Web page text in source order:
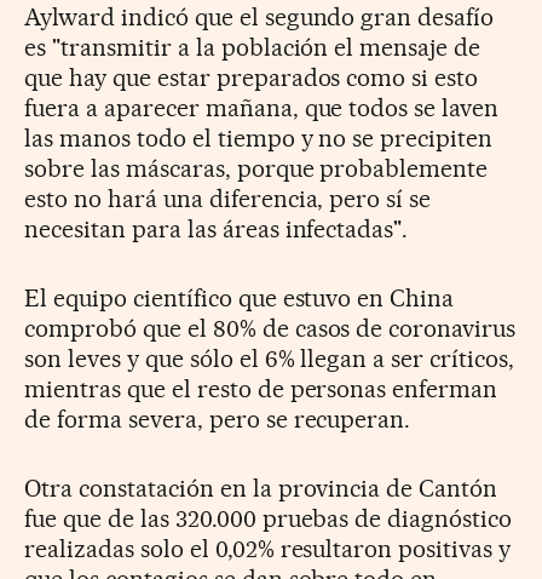
Aylward indicó que el segundo gran desafío
es "transmitir a la población el mensaje de
que hay que estar preparados como si esto
fuera a aparecer mañana, que todos se laven
las manos todo el tiempo y no se precipiten
sobre las máscaras, porque probablemente
esto no hará una diferencia, pero sí se
necesitan para las áreas infectadas".
El equipo científico que estuvo en China
comprobó que el 80% de casos de coronavirus
son leves y que sólo el 6% llegan a ser críticos,
mientras que el resto de personas enferman
de forma severa, pero se recuperan.
Otra constatación en la provincia de Cantón
fue que de las 320.000 pruebas de diagnóstico
realizadas solo el 0,02% resultaron positivas y